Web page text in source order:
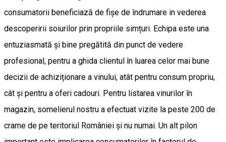
consumatorii beneficiază de fișe de îndrumare in vederea
descoperirii soiurilor prin propriile simțuri. Echipa este una
entuziasmată și bine pregătită din punct de vedere
profesional, pentru a ghida clientul în luarea celor mai bune
decizii de achiziționare a vinului, atât pentru consum propriu,
cât și pentru a oferi cadouri. Pentru listarea vinurilor în
magazin, somelierul nostru a efectuat vizite la peste 200 de
crame de pe teritoriul României și nu numai. Un alt pilon